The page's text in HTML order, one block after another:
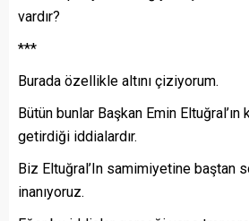
vardır?
***
Burada özellikle altını çiziyorum.
Bütün bunlar Başkan Emin
getirdiği iddialardır.
Biz Eltuğral’In samimiyetine baştan
inanıyoruz.